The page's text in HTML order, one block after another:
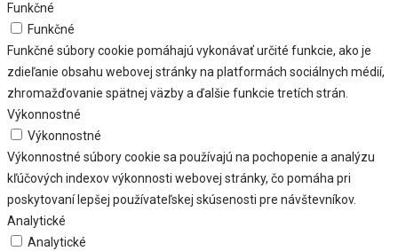
Funkčné
Funkčné
Funkčné súbory cookie pomáhajú vykonávať určité funkcie, ako je
zdieľanie obsahu webovej stránky na platformách sociálnych médií,
zhromažďovanie spätnej väzby a ďalšie funkcie tretích strán.
Výkonnostné
Výkonnostné
Výkonnostné súbory cookie sa používajú na pochopenie a analýzu
kľúčových indexov výkonnosti webovej stránky, čo pomáha pri
poskytovaní lepšej používateľskej skúsenosti pre návštevníkov.
Analytické
Analytické